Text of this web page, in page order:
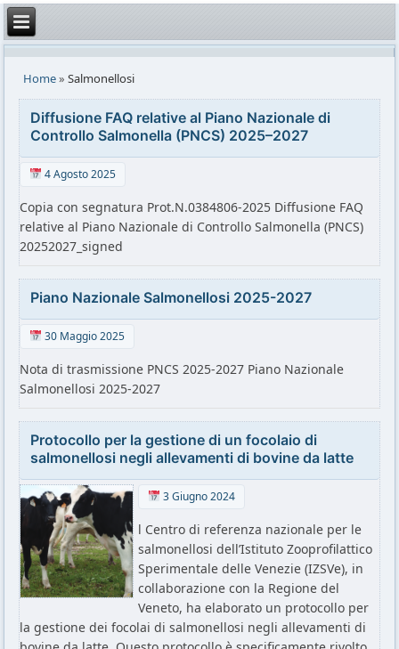
Home»Salmonellosi
Diffusione FAQ relative al Piano Nazionale di
Controllo Salmonella (PNCS) 2025–2027
4 Agosto 2025
Copia con segnatura Prot.N.0384806-2025 Diffusione FAQ
relative al Piano Nazionale di Controllo Salmonella (PNCS)
20252027_signed
Piano Nazionale Salmonellosi 2025-2027
30 Maggio 2025
Nota di trasmissione PNCS 2025-2027 Piano Nazionale
Salmonellosi 2025-2027
Protocollo per la gestione di un focolaio di
salmonellosi negli allevamenti di bovine da latte
3 Giugno 2024
l Centro di referenza nazionale per le
salmonellosi dell’Istituto Zooprofilattico
Sperimentale delle Venezie (IZSVe), in
collaborazione con la Regione del
Veneto, ha elaborato un protocollo per
la gestione dei focolai di salmonellosi negli allevamenti di